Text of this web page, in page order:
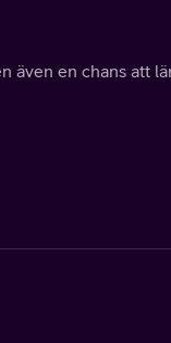
även en chans att